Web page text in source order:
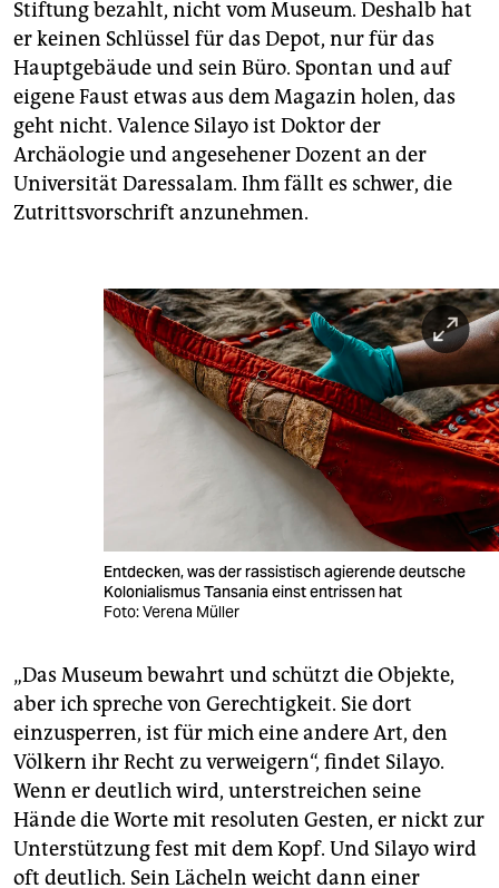
Stiftung bezahlt, nicht vom Museum. Deshalb hat
er keinen Schlüssel für das Depot, nur für das
Hauptgebäude und sein Büro. Spontan und auf
eigene Faust etwas aus dem Magazin holen, das
geht nicht. Valence Silayo ist Doktor der
Archäologie und angesehener Dozent an der
Universität Daressalam. Ihm fällt es schwer, die
Zutrittsvorschrift anzunehmen.
Entdecken, was der rassistisch agierende deutsche
Kolonialismus Tansania einst entrissen hat
Foto: Verena Müller
„Das Museum bewahrt und schützt die Objekte,
aber ich spreche von Gerechtigkeit. Sie dort
einzusperren, ist für mich eine andere Art, den
Völkern ihr Recht zu verweigern“, findet Silayo.
Wenn er deutlich wird, unterstreichen seine
Hände die Worte mit resoluten Gesten, er nickt zur
Unterstützung fest mit dem Kopf. Und Silayo wird
oft deutlich. Sein Lächeln weicht dann einer